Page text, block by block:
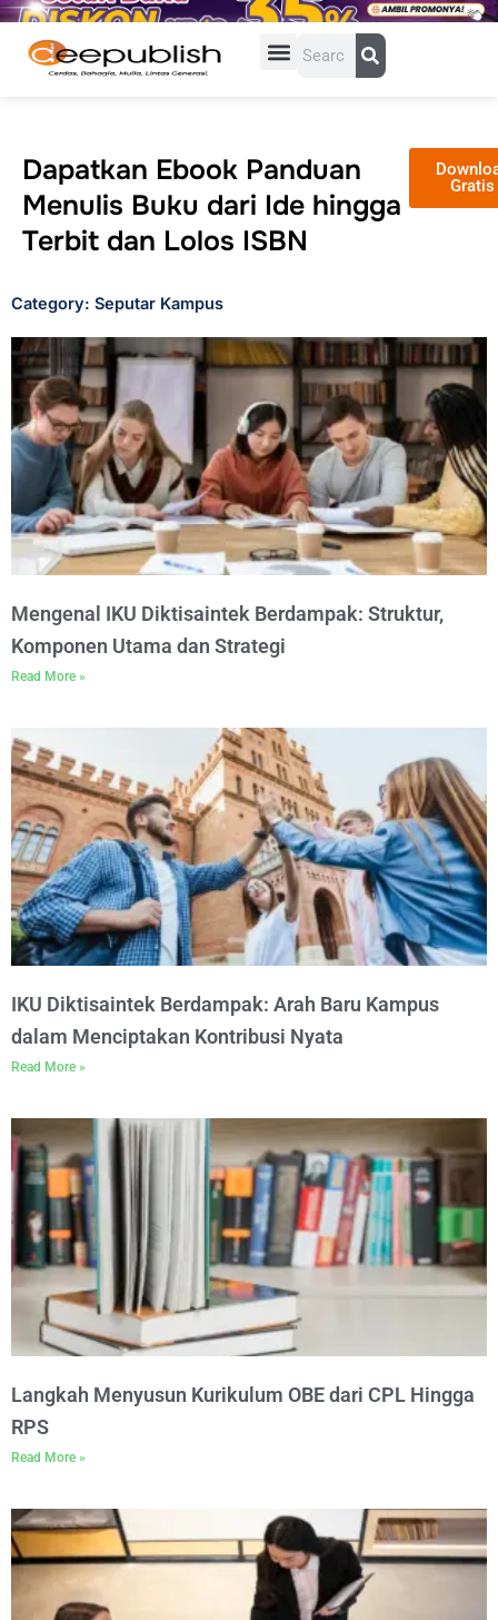
Lewati
konten
Dapatkan Ebook Panduan
Menulis Buku dari Ide hingga
Terbit dan Lolos ISBN
Gratis
Category: Seputar Kampus
Mengenal IKU Diktisaintek Berdampak: Struktur,
Komponen Utama dan Strategi
Read More »
IKU Diktisaintek Berdampak: Arah Baru Kampus
dalam Menciptakan Kontribusi Nyata
Read More »
Langkah Menyusun Kurikulum OBE dari CPL Hingga
RPS
Read More »
PagePagePagePagePage